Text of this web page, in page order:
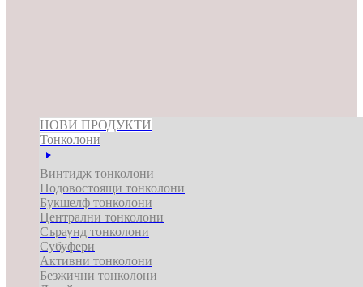
НОВИ ПРОДУКТИ
Тонколони
Винтидж тонколони
Подовостоящи тонколони
Букшелф тонколони
Централни тонколони
Съраунд тонколони
Субуфери
Активни тонколони
Безжични тонколони